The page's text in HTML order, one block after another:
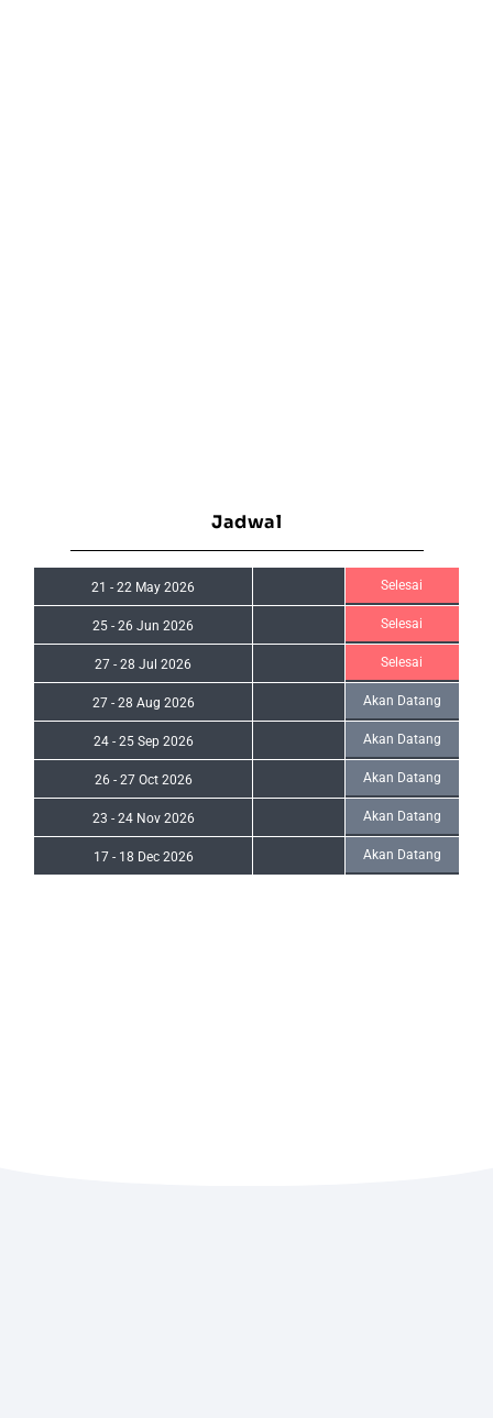
Jadwal
21 -22 May 2026 Selesai
25 -26 Jun 2026 Selesai
27 -28 Jul 2026 Selesai
27 - 28 Aug 2026 Akan Datang
24 - 25 Sep 2026 Akan Datang
26 - 27 Oct 2026 Akan Datang
23 - 24 Nov 2026 Akan Datang
17 - 18 Dec 2026 Akan Datang